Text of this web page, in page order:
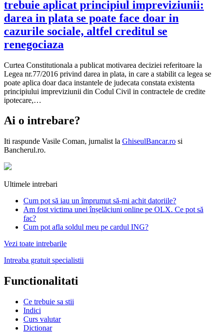
trebuie aplicat principiul impreviziunii:
darea in plata se poate face doar in
cazurile sociale, altfel creditul se
renegociaza
Curtea Constitutionala a publicat motivarea deciziei referitoare la
Legea nr.77/2016 privind darea in plata, in care a stabilit ca legea se
poate aplica doar daca instantele de judecata constata existenta
principiului impreviziunii din Codul Civil in contractele de credite
ipotecare,…
Ai o intrebare?
Iti raspunde Vasile Coman, jurnalist la GhiseulBancar.ro si
Bancherul.ro.
Ultimele intrebari
Cum pot să iau un împrumut să-mi achit datoriile?
Am fost victima unei înșelăciuni online pe OLX. Ce pot să
fac?
Cum pot afla soldul meu pe cardul ING?
Vezi toate intrebarile
Intreaba gratuit specialistii
Functionalitati
Ce trebuie sa stii
Indici
Curs valutar
Dictionar